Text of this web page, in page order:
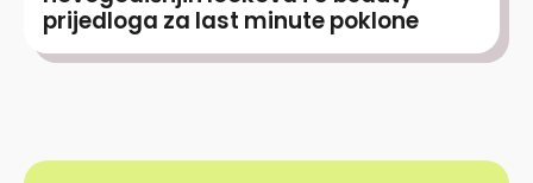
prijedloga za last minute poklone